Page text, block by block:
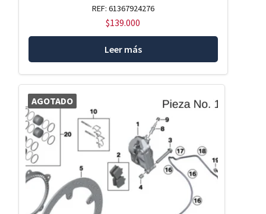
REF: 61367924276
$139.000
Leer más
AGOTADO